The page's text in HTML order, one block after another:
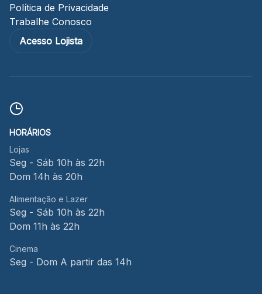
Política de Privacidade
Trabalhe Conosco
Acesso Lojista
HORÁRIOS
Lojas
Seg - Sáb 10h às 22h
Dom 14h às 20h
Alimentação e Lazer
Seg - Sáb 10h às 22h
Dom 11h às 22h
Cinema
Seg - Dom A partir das 14h